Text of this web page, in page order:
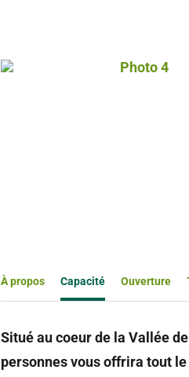
Photo 4,
À propos Capacité Ouverture
Situé au coeur de la Vallée
personnes vous offrira tout